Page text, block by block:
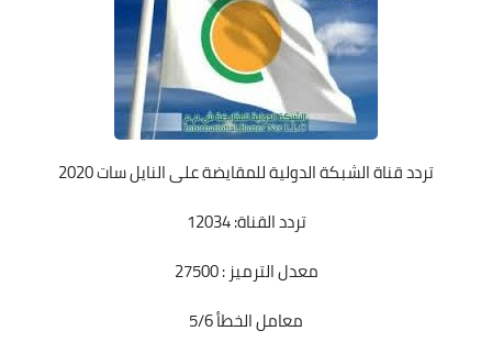
تردد قناة الشبكة الدولية للمقايضةعلى النايل سات 2020
تردد القناة: 12034
معدل الترميز : 27500
معامل الخطأ 5/6